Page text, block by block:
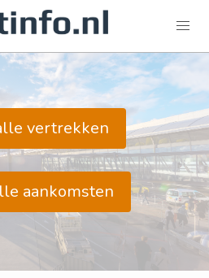
vertrekken
aankomsten